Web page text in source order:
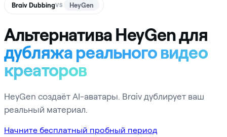
Braiv DubbingVS HeyGen
Альтернатива HeyGen для
дубляжа реального видео
креаторов
HeyGen создаёт AI-аватары. Braiv дублирует ваш
реальный материал.
Начните бесплатный пробный период